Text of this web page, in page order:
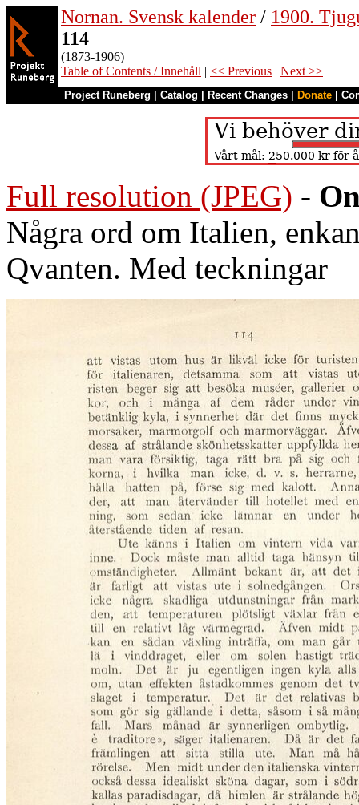
Nornan. Svensk kalender / 1900.
114
(1873-1906)
Table of Contents / Innehåll | << Previous | Next >>
Project Runeberg Catalog Recent Changes Donate
Full resolution (JPEG) -
Några ord om Italien,
Qvanten. Med teckningar